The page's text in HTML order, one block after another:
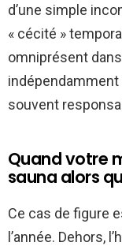
d’une simple
« cécité »
omniprésent
indépendamment
souvent
Quand votre
sauna alors
Ce cas de figure
l’année. Dehors,